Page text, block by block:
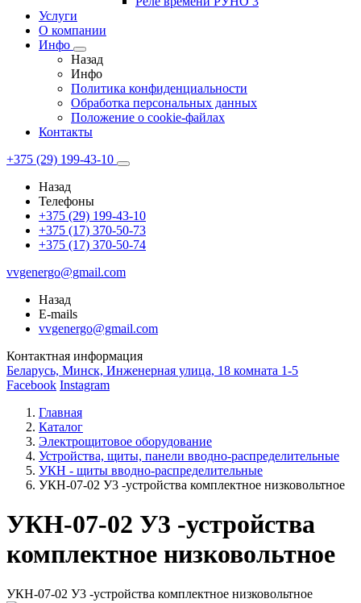
Услуги
О компании
Инфо
Назад
Инфо
Политика конфиденциальности
Обработка персональных данных
Положение о cookie-файлах
Контакты
+375 (29) 199-43-10
Назад
Телефоны
+375 (29) 199-43-10
+375 (17) 370-50-73
+375 (17) 370-50-74
vvgenergo@gmail.com
Назад
E-mails
vvgenergo@gmail.com
Контактная информация
Беларусь, Минск, Инженерная улица, 18 комната 1-5
Facebook Instagram
Главная
Каталог
Электрощитовое оборудование
Устройства, щиты, панели вводно-распределительные
УКН - щиты вводно-распределительные
УКН-07-02 У3 -устройства комплектное низковольтное
УКН-07-02 У3 -устройства
комплектное низковольтное
УКН-07-02 У3 -устройства комплектное низковольтное